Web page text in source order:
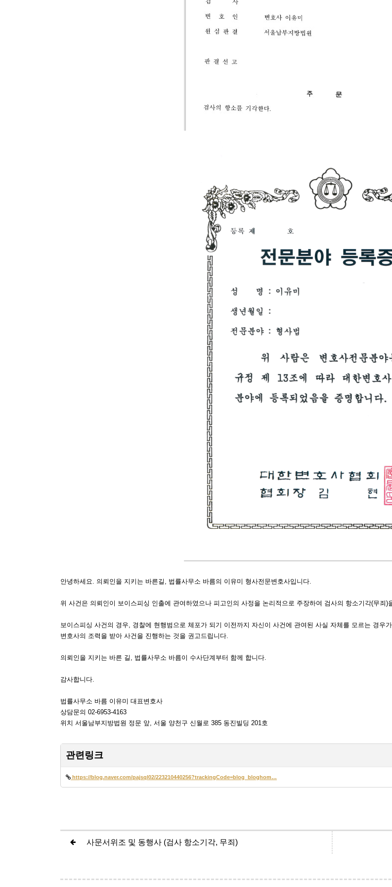
안녕하세요. 의뢰인을 지키는 바른길, 법률사무소 바름의 이유미 형사전문변호사입니다.
위 사건은 의뢰인이 보이스피싱 인출에 관여하였으나 피고인의 사정을 논리적으로 주장하여 검사의 항소기각(무죄)
보이스피싱 사건의 경우, 경찰에 현행범으로 체포가 되기 이전까지 자신이 사건에 관여된 사실 자체를 모르는 경우
변호사의 조력을 받아 사건을 진행하는 것을 권고드립니다.
의뢰인을 지키는 바른 길, 법률사무소 바름이 수사단계부터 함께 합니다.
감사합니다.
법률사무소 바름 이유미 대표변호사
상담문의 02-6953-4163
위치 서울남부지방법원 정문 앞, 서울 양천구 신월로 385 동진빌딩 201호
관련링크
https://blog.naver.com/pajsql02/223210440256?trackingCode=blog_bloghom…
사문서위조 및 동행사 (검사 항소기각, 무죄)